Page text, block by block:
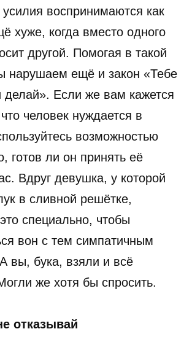
воспринимаются как
хуже, когда вместо одного
другой. Помогая в такой
нарушаем ещё и закон «Тебе
Если же вам кажется
человек нуждается в
возможностью
готов ли он принять её
Вдруг девушка, у которой
в сливной решётке,
специально, чтобы
вон с тем симпатичным
вы, бука, взяли и всё
же хотя бы спросить.
отказывай